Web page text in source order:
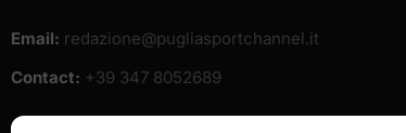
Email: redazione@pugliasportchannel.it
Contact: +39 347 8052689